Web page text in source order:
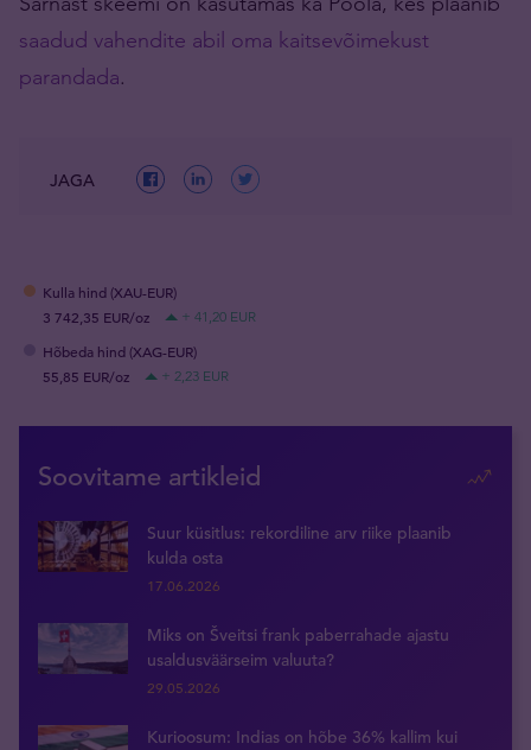
saadud vahendite abil oma kaitsevõimekust
parandada.
JAGA
Kulla hind (XAU-EUR)
3 742,35 EUR/oz
+ 41,20 EUR
Hõbeda hind (XAG-EUR)
55,85 EUR/oz
+ 2,23 EUR
Soovitame artikleid
Suur küsitlus: rekordiline arv riike plaanib
kulda osta
17.06.2026
Miks on Šveitsi frank paberrahade ajastu
usaldusväärseim valuuta?
29.05.2026
Kurioosum: Indias on hõbe 36% kallim kui